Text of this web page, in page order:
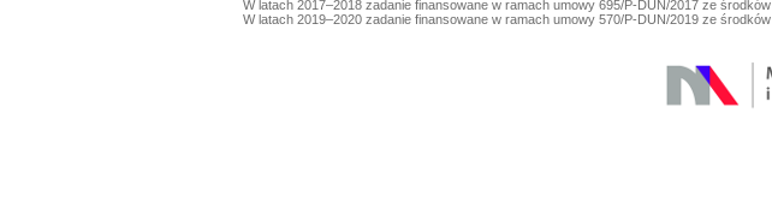
W latach 2017–2018 zadanie finansowane w ramach umowy 695/P-DUN/2017 ze środków
W latach 2019–2020 zadanie finansowane w ramach umowy 570/P-DUN/2019 ze środków